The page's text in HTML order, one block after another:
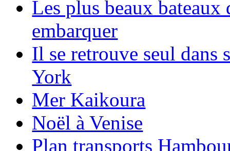
Les plus beaux bateaux
embarquer
Il se retrouve seul dans
York
Mer Kaikoura
Noël à Venise
Plan transports